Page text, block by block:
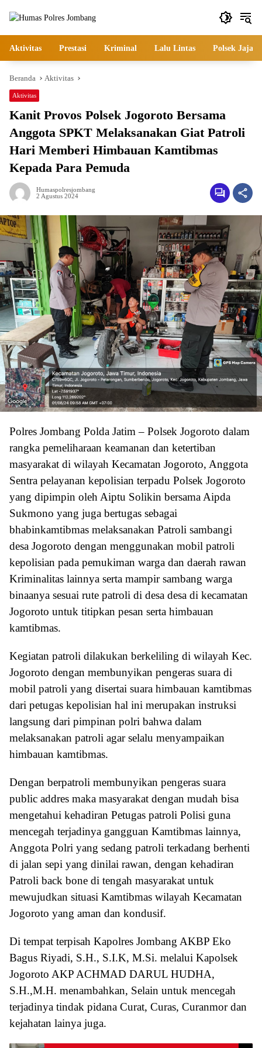
Aktivitas Prestasi Kriminal Lalu Lintas Polsek
Beranda Aktivitas
Aktivitas
Kanit Provos Polsek Jogoroto Bersama
Anggota SPKT Melaksanakan Giat Patroli
Hari Memberi Himbauan Kamtibmas
Kepada Para Pemuda
Humaspolresjombang
2 Agustus 2024
Polres Jombang Polda Jatim – Polsek Jogoroto dalam
rangka pemeliharaan keamanan dan ketertiban
masyarakat di wilayah Kecamatan Jogoroto, Anggota
Sentra pelayanan kepolisian terpadu Polsek Jogoroto
yang dipimpin oleh Aiptu Solikin bersama Aipda
Sukmono yang juga bertugas sebagai
bhabinkamtibmas melaksanakan Patroli sambangi
desa Jogoroto dengan menggunakan mobil patroli
kepolisian pada pemukiman warga dan daerah rawan
Kriminalitas lainnya serta mampir sambang warga
binaanya sesuai rute patroli di desa desa di kecamatan
Jogoroto untuk titipkan pesan serta himbauan
kamtibmas.
Kegiatan patroli dilakukan berkeliling di wilayah Kec.
Jogoroto dengan membunyikan pengeras suara di
mobil patroli yang disertai suara himbauan kamtibmas
dari petugas kepolisian hal ini merupakan instruksi
langsung dari pimpinan polri bahwa dalam
melaksanakan patroli agar selalu menyampaikan
himbauan kamtibmas.
Dengan berpatroli membunyikan pengeras suara
public addres maka masyarakat dengan mudah bisa
mengetahui kehadiran Petugas patroli Polisi guna
mencegah terjadinya gangguan Kamtibmas lainnya,
Anggota Polri yang sedang patroli terkadang berhenti
di jalan sepi yang dinilai rawan, dengan kehadiran
Patroli back bone di tengah masyarakat untuk
mewujudkan situasi Kamtibmas wilayah Kecamatan
Jogoroto yang aman dan kondusif.
Di tempat terpisah Kapolres Jombang AKBP Eko
Bagus Riyadi, S.H., S.I.K, M.Si. melalui Kapolsek
Jogoroto AKP ACHMAD DARUL HUDHA,
S.H.,M.H. menambahkan, Selain untuk mencegah
terjadinya tindak pidana Curat, Curas, Curanmor dan
kejahatan lainya juga.